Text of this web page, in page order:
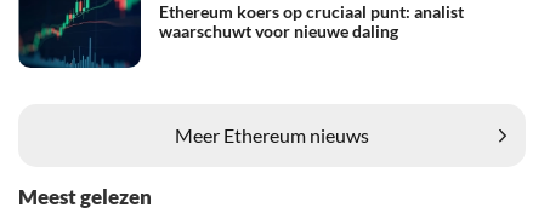
Ethereum koers op cruciaal punt: analist
waarschuwt voor nieuwe daling
Meer Ethereum nieuws
Meest gelezen